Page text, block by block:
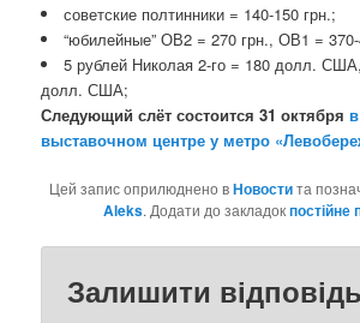
советские полтинники = 140-150 грн.;
“юбилейные” ОВ2 = 270 грн., ОВ1 = 370-
5 рублей Николая 2-го = 180 долл.
долл. США;
Следующий слёт состоится 31 октября
выставочном центре у метро
Цей запис оприлюднено вНовостита
Aleks. Додати до закладокпостійне
Залишити відповідь